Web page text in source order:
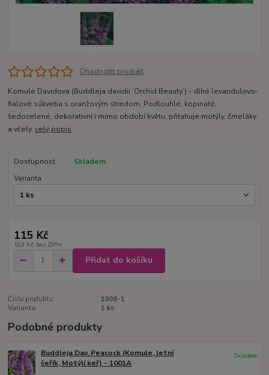
Ohodnotit produkt
Komule Davidova (Buddleja davidii ‘Orchid Beauty’) - dlhé levanduľovo-
fialové súkvetia s oranžovým stredom, Podlouhlé, kopinaté,
šedozelené, dekorativní i mimo období květu, přitahuje motýly, čmeláky
a včely. celý popis
Dostupnost
Skladem
Varianta
115 Kč
103 Kč bez DPH
Přidat do košíku
Číslo produktu:
1006-1
Varianta:
1 ks
Podobné produkty
Buddleja Dav. Peacock (Komule, letní
šeřík, Motýlí keř) - 1001A
Skladem